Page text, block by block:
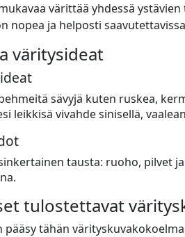
värittää yhdessä
nopea ja helposti
väritysideat
sävyjä kuten ruskea,
leikkisä vivahde sinisellä,
tausta: ruoho, pilvet
tulostettavat
pääsy tähän